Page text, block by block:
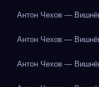
Антон Чехов —
Антон Чехов —
Антон Чехов —